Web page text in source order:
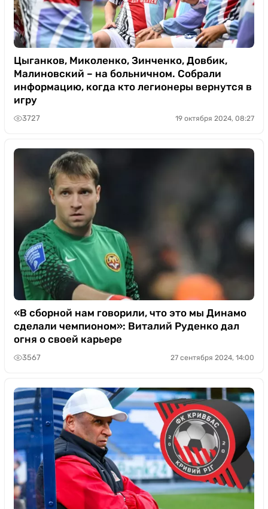
Цыганков, Миколенко, Зинченко, Довбик,
Малиновский – на больничном. Собрали
информацию, когда кто легионеры вернутся в
игру
3727 19 октября 2024, 08:27
«В сборной нам говорили, что это мы Динамо
сделали чемпионом»: Виталий Руденко дал
огня о своей карьере
3567 27 сентября 2024, 14:00